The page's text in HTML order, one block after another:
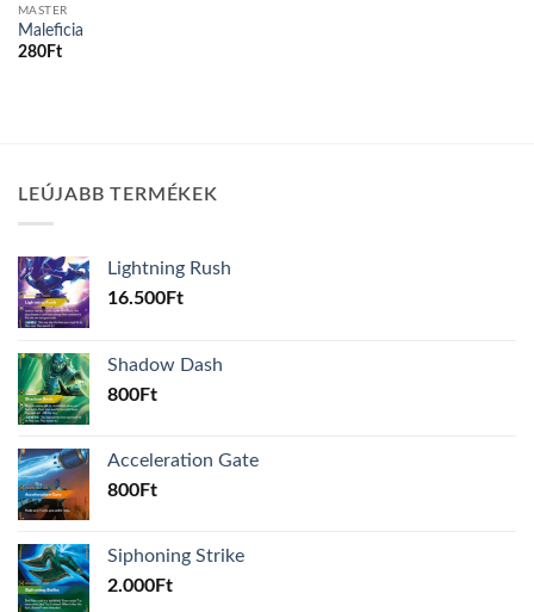
MASTER
Maleficia
280Ft
LEÚJABB TERMÉKEK
Lightning Rush
16.500Ft
Shadow Dash
800Ft
Acceleration Gate
800Ft
Siphoning Strike
2.000Ft